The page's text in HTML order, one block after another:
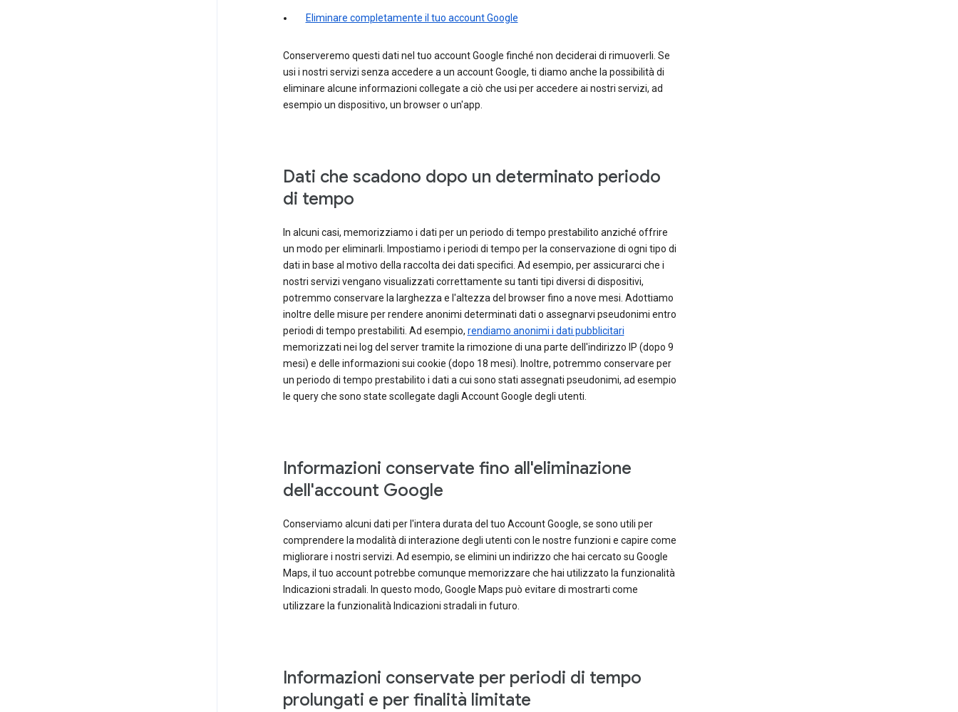
Eliminare completamente il tuo account Google
Conserveremo questi dati nel tuo account Google finché non deciderai di rimuoverli. Se
usi i nostri servizi senza accedere a un account Google, ti diamo anche la possibilità di
eliminare alcune informazioni collegate a ciò che usi per accedere ai nostri servizi, ad
esempio un dispositivo, un browser o un'app.
Dati che scadono dopo un determinato periodo
di tempo
In alcuni casi, memorizziamo i dati per un periodo di tempo prestabilito anziché offrire
un modo per eliminarli. Impostiamo i periodi di tempo per la conservazione di ogni tipo di
dati in base al motivo della raccolta dei dati specifici. Ad esempio, per assicurarci che i
nostri servizi vengano visualizzati correttamente su tanti tipi diversi di dispositivi,
potremmo conservare la larghezza e l'altezza del browser fino a nove mesi. Adottiamo
inoltre delle misure per rendere anonimi determinati dati o assegnarvi pseudonimi entro
periodi di tempo prestabiliti. Ad esempio, rendiamo anonimi i dati pubblicitari
memorizzati nei log del server tramite la rimozione di una parte dell'indirizzo IP (dopo 9
mesi) e delle informazioni sui cookie (dopo 18 mesi). Inoltre, potremmo conservare per
un periodo di tempo prestabilito i dati a cui sono stati assegnati pseudonimi, ad esempio
le query che sono state scollegate dagli Account Google degli utenti.
Informazioni conservate fino all'eliminazione
dell'account Google
Conserviamo alcuni dati per l'intera durata del tuo Account Google, se sono utili per
comprendere la modalità di interazione degli utenti con le nostre funzioni e capire come
migliorare i nostri servizi. Ad esempio, se elimini un indirizzo che hai cercato su Google
Maps, il tuo account potrebbe comunque memorizzare che hai utilizzato la funzionalità
Indicazioni stradali. In questo modo, Google Maps può evitare di mostrarti come
utilizzare la funzionalità Indicazioni stradali in futuro.
Informazioni conservate per periodi di tempo
prolungati e per finalità limitate